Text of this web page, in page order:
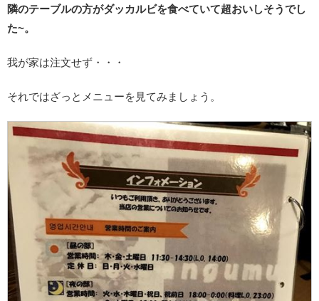
隣のテーブルの方がダッカルビを食べていて超おいしそうでし
た~。
我が家は注文せず・・・
それではざっとメニューを見てみましょう。